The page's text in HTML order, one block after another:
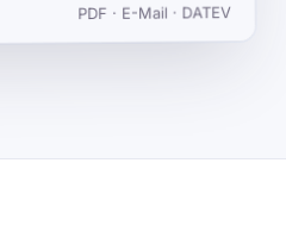
PDF · E-Mail · DATEV